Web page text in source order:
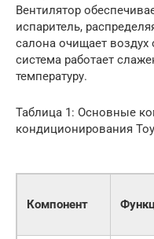
Вентилятор
испаритель,
салона очищает воздух
система работает
температуру.
Таблица 1: Основные
кондиционирования
Компонент